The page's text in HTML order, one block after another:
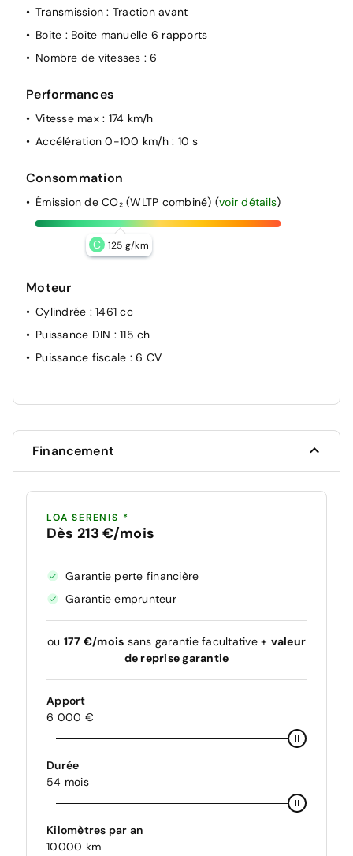
Transmission: Traction avant
Boite : Boîte manuelle 6 rapports
Nombre de vitesses : 6
Performances
Vitesse max : 174 km/h
Accélération 0-100 km/h : 10 s
Consommation
Émission de CO₂ (WLTP combiné) (voir détails)
C 125 g/km
Moteur
Cylindrée : 1461 cc
Puissance DIN : 115 ch
Puissance fiscale : 6 CV
Financement
LOA SERENIS *
Dès 213 €/mois
Garantie perte financière
Garantie emprunteur
ou 177 €/mois sans garantie facultative + valeur
de reprise garantie
Apport
6 000 €
Durée
54 mois
Kilomètres par an
10000 km